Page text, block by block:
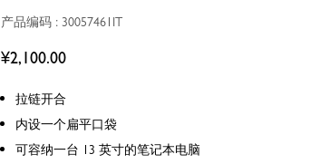
产品编码 : 30057461IT
¥2,100.00
拉链开合
内设一个扁平口袋
可容纳一台 13 英寸的笔记本电脑